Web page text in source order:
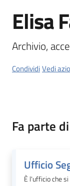
Vivere
Russi
Segnalazioni
Salta al contenuto
Elisa
Archivio,
CondividiVedi
Fa parte di
Ufficio
È l'ufficio che